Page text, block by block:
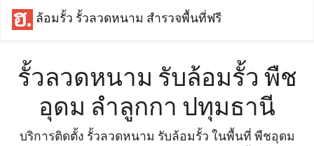
ล้อมรั้ว รั้วลวดหนาม สำรวจพื้นที่ฟรี
รั้วลวดหนาม รับล้อมรั้ว พืช
อุดม ลำลูกกา ปทุมธานี
บริการติดตั้ง รั้วลวดหนาม รับล้อมรั้ว ในพื้นที่ พืชอุดม